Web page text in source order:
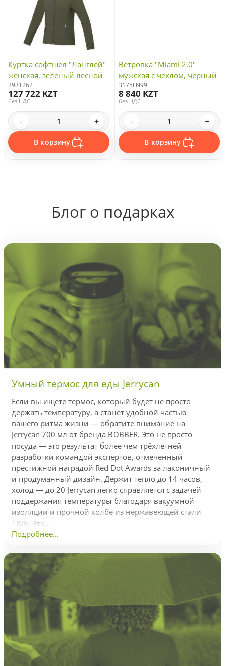
Куртка софтшел "Ланглей"
женская, зеленый лесной
3931262
127 722 KZT
без НДС
- +
В корзину
Ветровка "Miami 2.0"
мужская с чехлом, черный
3175FN99
8 840 KZT
без НДС
- +
В корзину
Блог о подарках
Умный термос для еды Jerrycan
Если вы ищете термос, который будет не просто
держать температуру, а станет удобной частью
вашего ритма жизни — обратите внимание на
Jerrycan 700 мл от бренда BOBBER. Это не просто
посуда — это результат более чем трёхлетней
разработки командой экспертов, отмеченный
престижной наградой Red Dot Awards за лаконичный
и продуманный дизайн. Держит тепло до 14 часов,
холод — до 20 Jerrycan легко справляется с задачей
поддержания температуры благодаря вакуумной
изоляции и прочной колбе из нержавеющей стали
18/8. Это...
Подробнее...